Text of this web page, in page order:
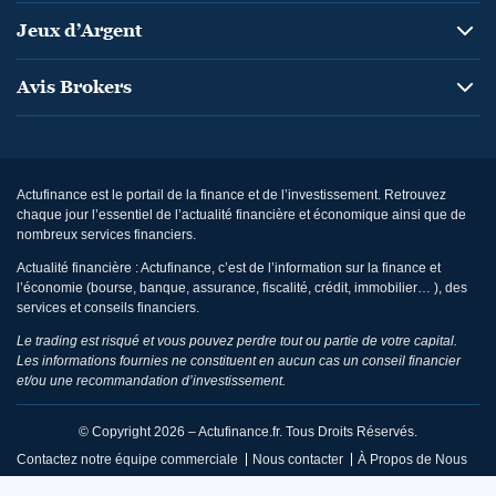
Jeux d’Argent
Avis Brokers
Actufinance est le portail de la finance et de l’investissement. Retrouvez
chaque jour l’essentiel de l’actualité financière et économique ainsi que de
nombreux services financiers.
Actualité financière : Actufinance, c’est de l’information sur la finance et
l’économie (bourse, banque, assurance, fiscalité, crédit, immobilier… ), des
services et conseils financiers.
Le trading est risqué et vous pouvez perdre tout ou partie de votre capital.
Les informations fournies ne constituent en aucun cas un conseil financier
et/ou une recommandation d’investissement.
© Copyright 2026 – Actufinance.fr. Tous Droits Réservés.
Contactez notre équipe commerciale
Nous contacter À Propos de Nous